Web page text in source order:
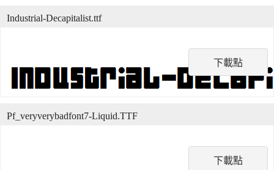
下載點
Industrial-Decapitalist.ttf
下載點
Pf_veryverybadfont7-Liquid.TTF